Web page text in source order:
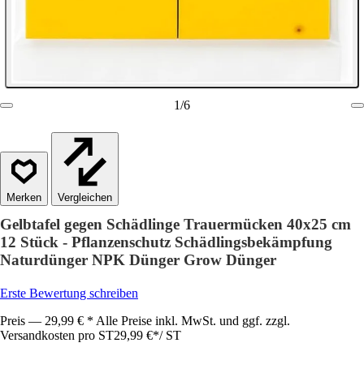
1/6
Vergleichen
Gelbtafel gegen Schädlinge Trauermücken 40x25 cm
12 Stück - Pflanzenschutz Schädlingsbekämpfung
Naturdünger NPK Dünger Grow Dünger
Erste Bewertung schreiben
Preis — 29,99 € * Alle Preise inkl. MwSt. und ggf. zzgl.
Versandkosten pro ST29,99 €*/ ST